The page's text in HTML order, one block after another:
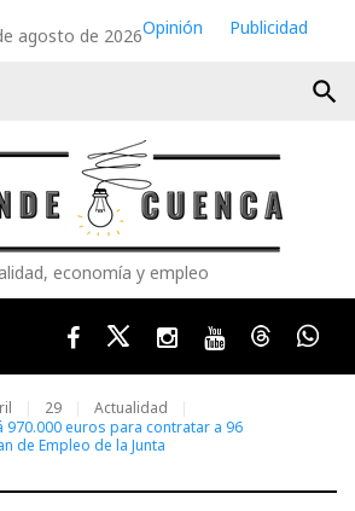
agosto de 2026Opinión
Publicidad
search
economía y empleo
FacebookTwitterInstagram
YoutubeThreads
29
Actualidad
970.000 euros para contratar a 96
de Empleo de la Junta